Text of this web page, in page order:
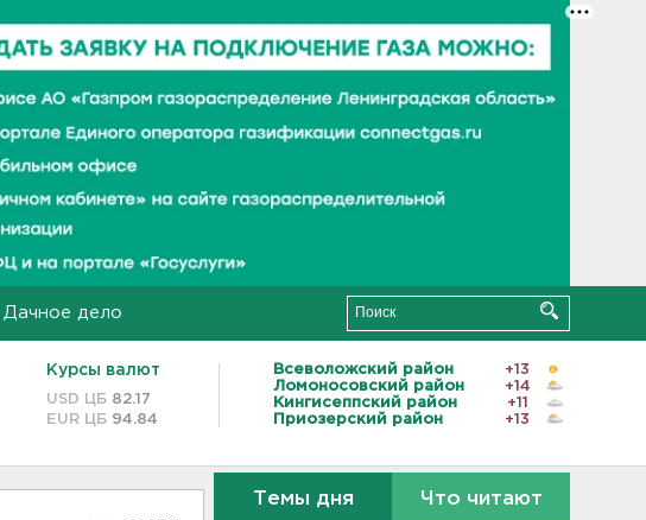
Дачное дело
Курсы валют
USD ЦБ 82.17
EUR ЦБ 94.84
Всеволожский район
+13
Ломоносовский район
+14
Кингисеппский район
+11
Приозерский район
+13
Темы дня Что читают